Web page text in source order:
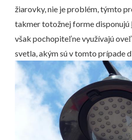
žiarovky, nie je problém, týmto
takmer totožnej forme disponujú
však pochopiteľne využívajú
svetla, akým sú v tomto prípade